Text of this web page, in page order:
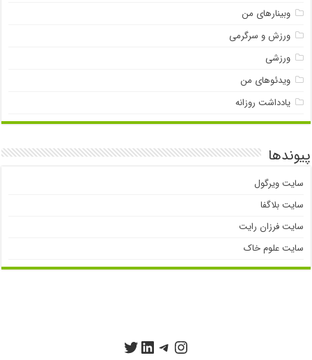
وبینارهای من
ورزش و سرگرمی
ورزشی
ویدئوهای من
یادداشت روزانه
پیوندها
سایت ویرگول
سایت بلاگفا
سایت فرزان رایت
سایت علوم خاک
اینستاگرم
تلگرام
لینکداین
توییتر